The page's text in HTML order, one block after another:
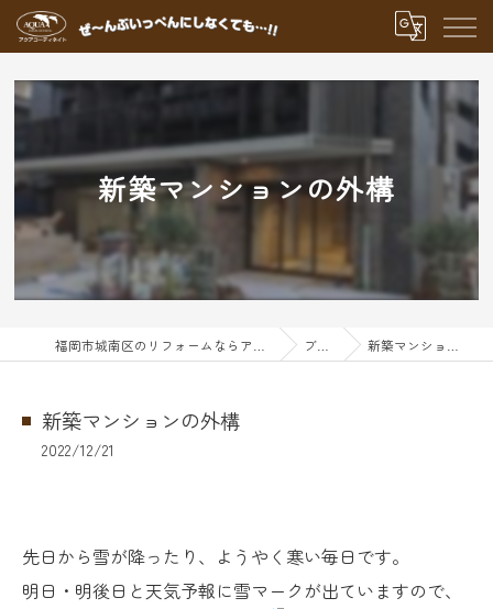
新築マンションの外構
ブログ 新築マンションの外構
新築マンションの外構
2022/12/21
先日から雪が降ったり、ようやく寒い毎日です。
明日・明後日と天気予報に雪マークが出ていますので、